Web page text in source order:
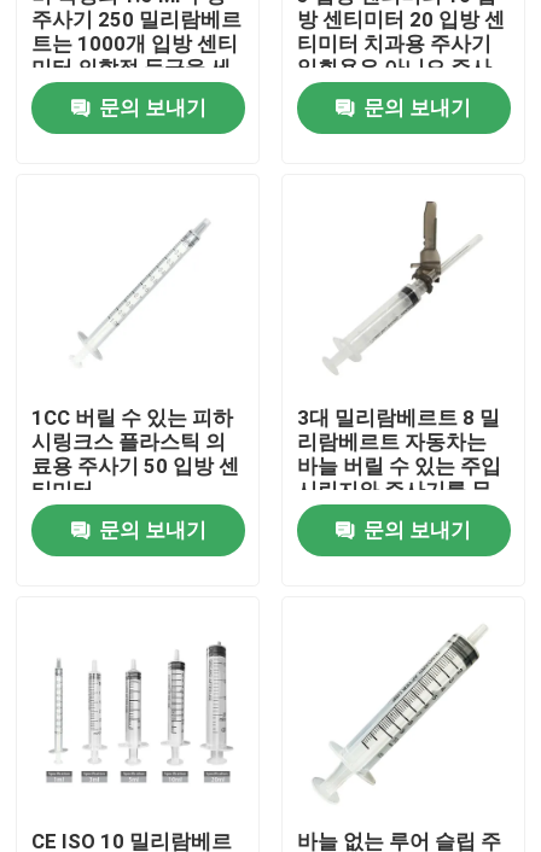
회사 소개
품질 관리
연락처
의학 실리콘 고무
의학 고무마개
충돌 시린지 플런저
주사기 250 밀리람베르
트는 1000개 입방 센티
미터 의학적 등급을 세
척합니다
문의 보내기
방 센티미터 20 입방 센
티미터 치과용 주사기
일회용은 아니오 주사
기 부속물을 자극합니
다
문의 보내기
1CC 버릴 수 있는 피하
시링크스 플라스틱 의
료용 주사기 50 입방 센
티미터
문의 보내기
3대 밀리람베르트 8 밀
리람베르트 자동차는
바늘 버릴 수 있는 주입
시린지와 주사기를 무
력하게 합니다
문의 보내기
CE ISO 10 밀리람베르 바늘 없는 루어 슬립 주